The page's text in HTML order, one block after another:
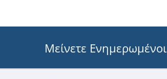
Μείνετε Ενημερωμένοι